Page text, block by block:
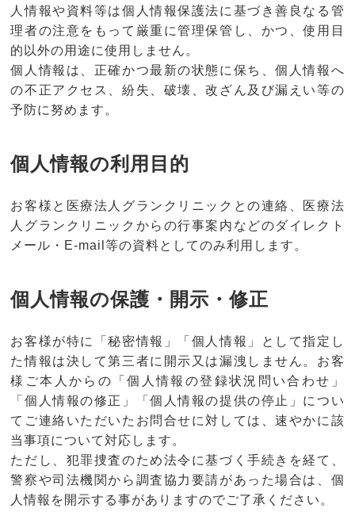
人情報や資料等は個人情報保護法に基づき善良なる管
理者の注意をもって厳重に管理保管し、かつ、使用目
的以外の用途に使用しません。
個人情報は、正確かつ最新の状態に保ち、個人情報へ
の不正アクセス、紛失、破壊、改ざん及び漏えい等の
予防に努めます。
個人情報の利用目的
お客様と医療法人グランクリニックとの連絡、医療法
人グランクリニックからの行事案内などのダイレクト
メール・E-mail等の資料としてのみ利用します。
個人情報の保護・開示・修正
お客様が特に「秘密情報」「個人情報」として指定し
た情報は決して第三者に開示又は漏洩しません。お客
様ご本人からの「個人情報の登録状況問い合わせ」
「個人情報の修正」「個人情報の提供の停止」につい
てご連絡いただいたお問合せに対しては、速やかに該
当事項について対応します。
ただし、犯罪捜査のため法令に基づく手続きを経て、
警察や司法機関から調査協力要請があった場合は、個
人情報を開示する事がありますのでご了承ください。